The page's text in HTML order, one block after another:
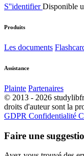
S''identifierDisponible
Produits
Les documents
Assistance
Plainte Partenaires
© 2013 - 2026
droits d'auteur sont la
GDPR Confidentialité
Faire une